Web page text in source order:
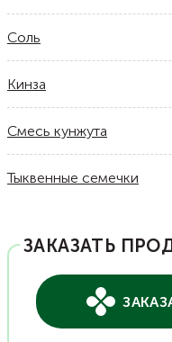
Соль
Кинза
Смесь кунжута
Тыквенные семечки
ЗАКАЗАТЬ